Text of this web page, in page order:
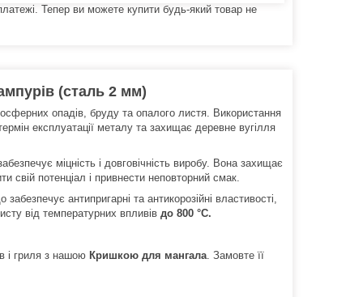
Тепер ви можете купити будь-який товар не
(сталь 2 мм)
опадів, бруду та опалого листя. Використання
експлуатації металу та захищає деревне вугілля
міцність і довговічність виробу. Вона захищає
свій потенціал і привнести неповторний смак.
забезпечує антипригарні та антикорозійні властивості,
від температурних впливів до 800 °C.
і гриля з нашою Кришкою для мангала. Замовте її